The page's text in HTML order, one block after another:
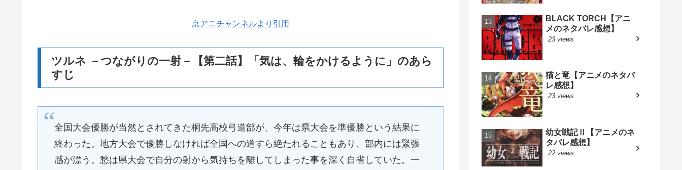
京アニチャンネルより引用
ツルネ －つながりの一射－【第二話】「気は、輪をかけるように」のあら
すじ
全国大会優勝が当然とされてきた桐先高校弓道部が、今年は県大会を準優勝という結果に
終わった。地方大会で優勝しなければ全国への道すら絶たれることもあり、部内には緊張
感が漂う。愁は県大会で自分の射から気持ちを離してしまった事を深く自省していた。一
BLACK TORCH【アニ
メのネタバレ感想】
23 views
猫と竜【アニメのネタバ
レ感想】
23 views
幼女戦記Ⅱ【アニメのネ
タバレ感想】
22 views